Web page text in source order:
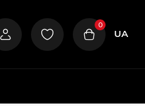
0
UA